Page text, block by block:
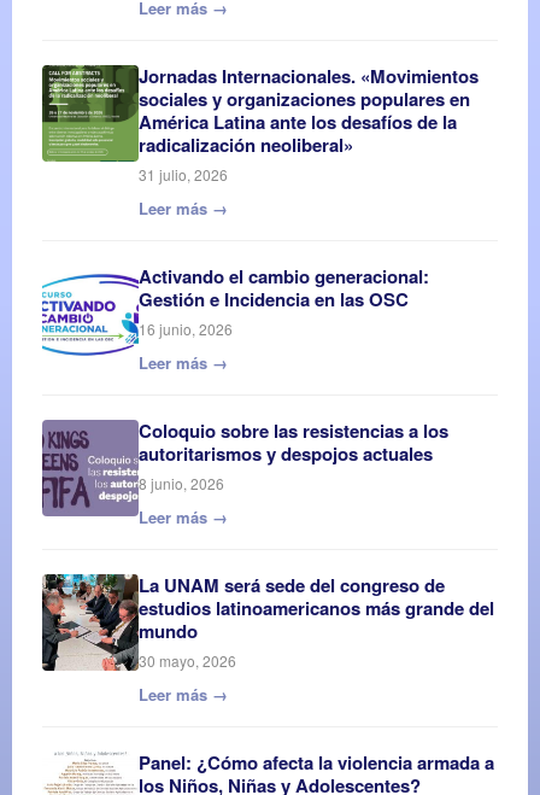
Leer más →
Jornadas Internacionales. «Movimientos
sociales y organizaciones populares en
América Latina ante los desafíos de la
radicalización neoliberal»
31 julio, 2026
Leer más →
Activando el cambio generacional:
Gestión e Incidencia en las OSC
16 junio, 2026
Leer más →
Coloquio sobre las resistencias a los
autoritarismos y despojos actuales
8 junio, 2026
Leer más →
La UNAM será sede del congreso de
estudios latinoamericanos más grande del
mundo
30 mayo, 2026
Leer más →
Panel: ¿Cómo afecta la violencia armada a
los Niños, Niñas y Adolescentes?